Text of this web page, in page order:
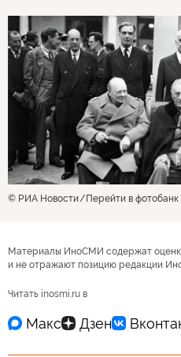
© РИА Новости Перейти в фотобанк
Материалы ИноСМИ содержат
и не отражают позицию редакции
Читать inosmi.ru в